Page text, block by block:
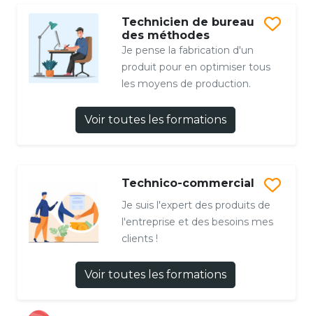
Technicien de bureau
des méthodes
Je pense la fabrication d'un
produit pour en optimiser tous
les moyens de production.
Voir toutes les formations
Technico-commercial
Je suis l'expert des produits de
l'entreprise et des besoins mes
clients !
Voir toutes les formations